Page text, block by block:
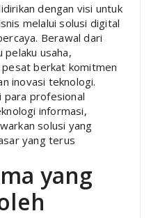
dengan visi untuk
melalui solusi digital
Berawal dari
usaha,
berkat komitmen
inovasi teknologi.
para profesional
informasi,
solusi yang
yang terus
yang